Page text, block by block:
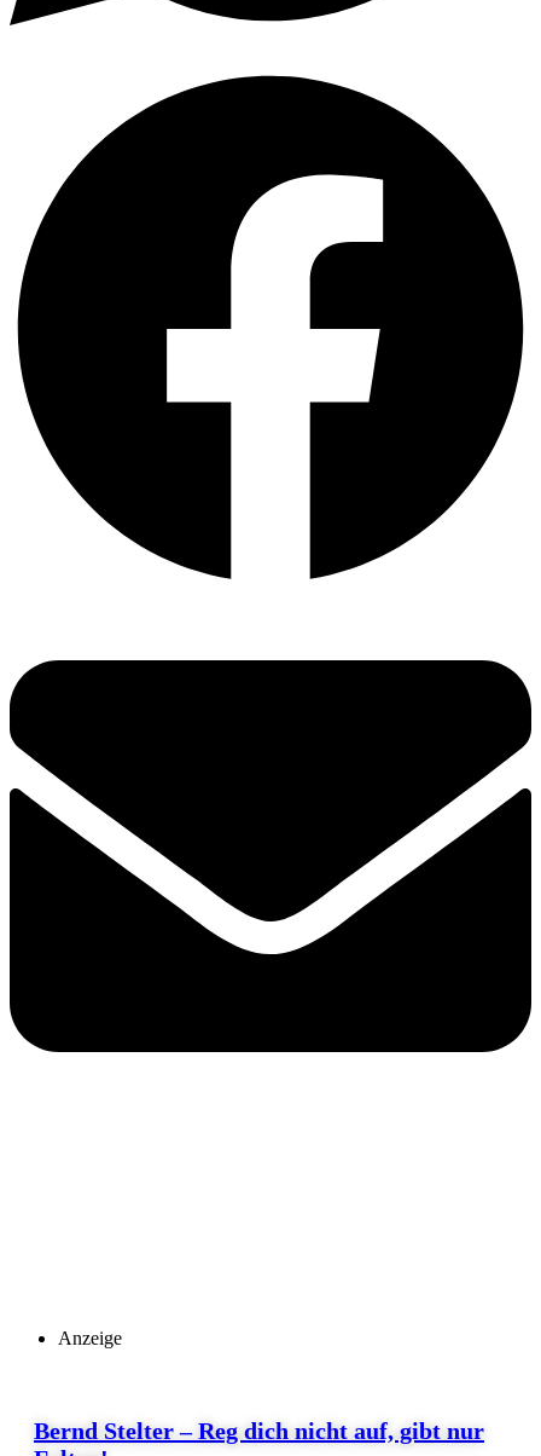
Anzeige
Bernd Stelter – Reg dich nicht auf, gibt nur